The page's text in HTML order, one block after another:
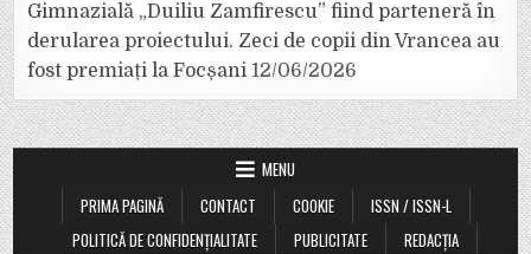
Gimnazială „Duiliu Zamfirescu” fiind parteneră în
derularea proiectului. Zeci de copii din Vrancea au
fost premiați la Focșani 12/06/2026
MENU
PRIMA PAGINĂ
CONTACT COOKIE
ISSN / ISSN-L
POLITICĂ DE CONFIDENȚIALITATE
PUBLICITATE REDACȚIA